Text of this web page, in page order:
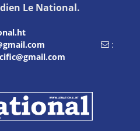
Le National.
: